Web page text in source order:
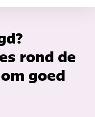
rond de
goed